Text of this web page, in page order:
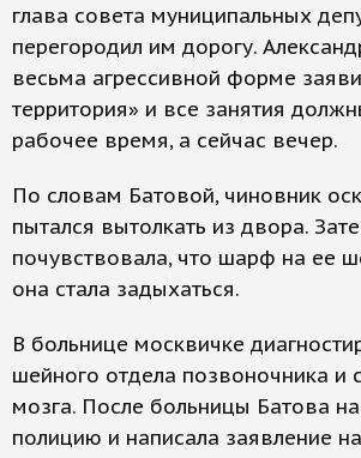
глава совета муниципальных
перегородил им дорогу.
весьма агрессивной форме
территория» и все занятия
рабочее время, а сейчас вечер.
По словам Батовой, чиновник
пытался вытолкать из двора.
почувствовала, что шарф на ее
она стала задыхаться.
В больнице москвичке
шейного отдела позвоночника и
мозга. После больницы Батова
полицию и написала заявление на